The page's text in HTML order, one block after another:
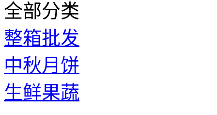
全部分类
整箱批发
中秋月饼
生鲜果蔬